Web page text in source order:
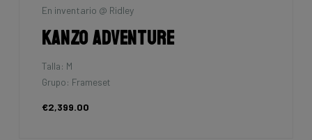
En inventario @ Ridley
Kanzo Adventure
Talla: M
Grupo: Frameset
€2,399.00